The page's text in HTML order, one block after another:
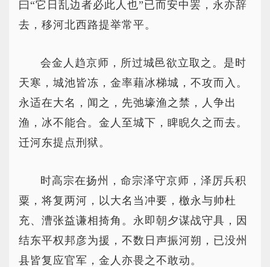
曰“它日乱边者必此人也”已而安中罢，永亦辞
去，移河北西路提举常平。
会金人趋京师，所过城邑欲立取之。是时
天寒，城池皆冻，金率藉冰梯城，不攻而入。
永适在大名，闻之，先弛壕渔之禁，人争出
渔，冰不能合。金人至城下，睥睨久之而去。
迁河东提点刑狱。
时高宗在扬州，命宗泽守京师，泽厉兵积
粟，将复两河，以大名当冲要，檄永与帅杜
充、漕张益谦相掎角。永即朝夕谋战守具，因
结东平权邦彦为援，不数日声振河朔，已没州
县皆复应官军，金人亦畏之不敢动。